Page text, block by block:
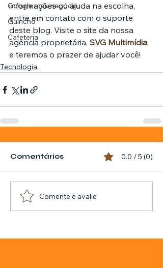
Google meu negócio
Guincho
Cafeteria
informações ou ajuda na escolha,
entre em contato com o suporte
deste blog. Visite o site da nossa
agência proprietária, SVG Multimídia,
e teremos o prazer de ajudar você!
Tecnologia
Comentários 0.0 / 5 (0)
Comente e avalie